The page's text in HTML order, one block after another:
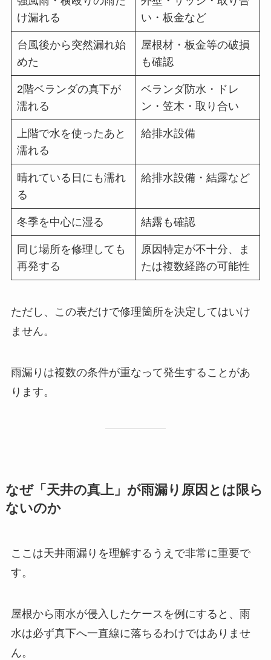
け漏れる
い・板金など
台風後から突然漏れ始
めた
屋根材・板金等の破損
も確認
2階ベランダの真下が
濡れる
ベランダ防水・ドレ
ン・笠木・取り合い
上階で水を使ったあと
濡れる
給排水設備
晴れている日にも濡れ
る
給排水設備・結露など
冬季を中心に湿る 結露も確認
同じ場所を修理しても
再発する
原因特定が不十分、ま
たは複数経路の可能性
ただし、この表だけで修理箇所を決定してはいけ
ません。
雨漏りは複数の条件が重なって発生することがあ
ります。
なぜ「天井の真上」が雨漏り原因とは限ら
ないのか
ここは天井雨漏りを理解するうえで非常に重要で
す。
屋根から雨水が侵入したケースを例にすると、雨
水は必ず真下へ一直線に落ちるわけではありませ
ん。